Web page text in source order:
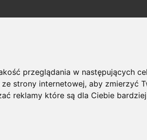
przeglądania w następujących
strony internetowej,aby zmierzyć
reklamy które są dla Ciebie